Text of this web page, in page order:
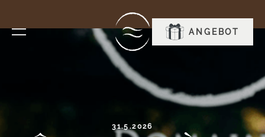
RESERVIEREN
ANGEBOT
31.5.2026